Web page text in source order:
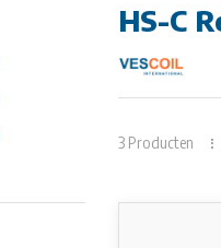
HS-C
Uw artikel
Voor water,
3 Producten